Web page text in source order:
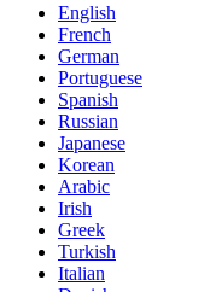
English
French
German
Portuguese
Spanish
Russian
Japanese
Korean
Arabic
Irish
Greek
Turkish
Italian